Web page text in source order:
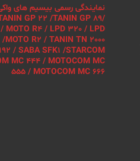
نمایندگی رسمی بیسیم های
GP 22 /TANIN GP 89/
MOTO R4 / LPD 320 / LPD
MOTO R2 / TANIN TN 2000
/ SABA SFK1 /STARCOM
MC 444 / MOTOCOM MC
555 / MOTOCOM MC 666